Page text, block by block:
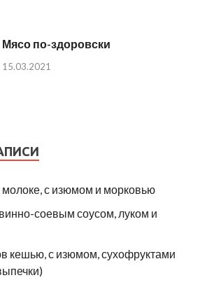
Мясо по-здоровски
15.03.2021
с изюмом и морковью
соевым соусом, луком и
кешью, с изюмом, сухофруктами